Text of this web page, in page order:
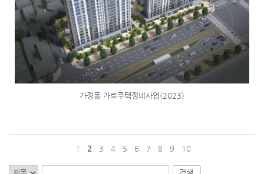
가정동 가로주택정비사업(2023)
1 2 3 4 5 6 7 8 9 10